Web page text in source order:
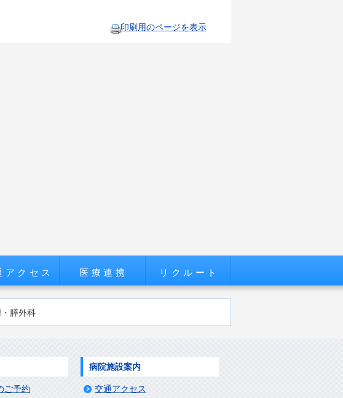
印刷用のページを表示
アクセス 医療連携 リクルート
膵外科
ご予約
病院施設案内
交通アクセス